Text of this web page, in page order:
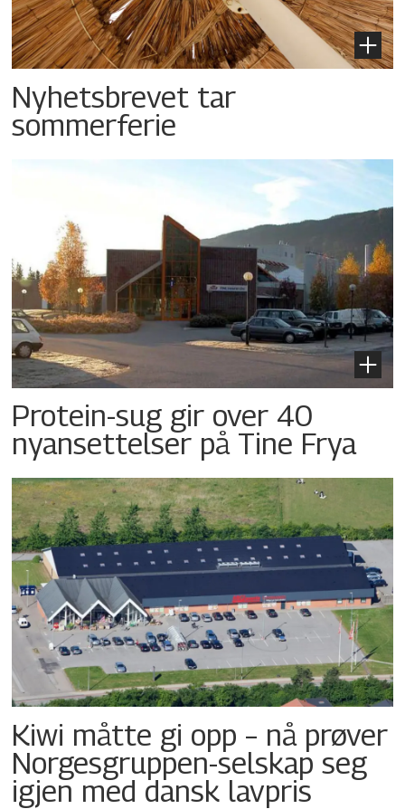
Nyhetsbrevet tar
sommerferie
Protein-sug gir over 40
nyansettelser på Tine Frya
Kiwi måtte gi opp – nå prøver
Norgesgruppen-selskap seg
igjen med dansk lavpris